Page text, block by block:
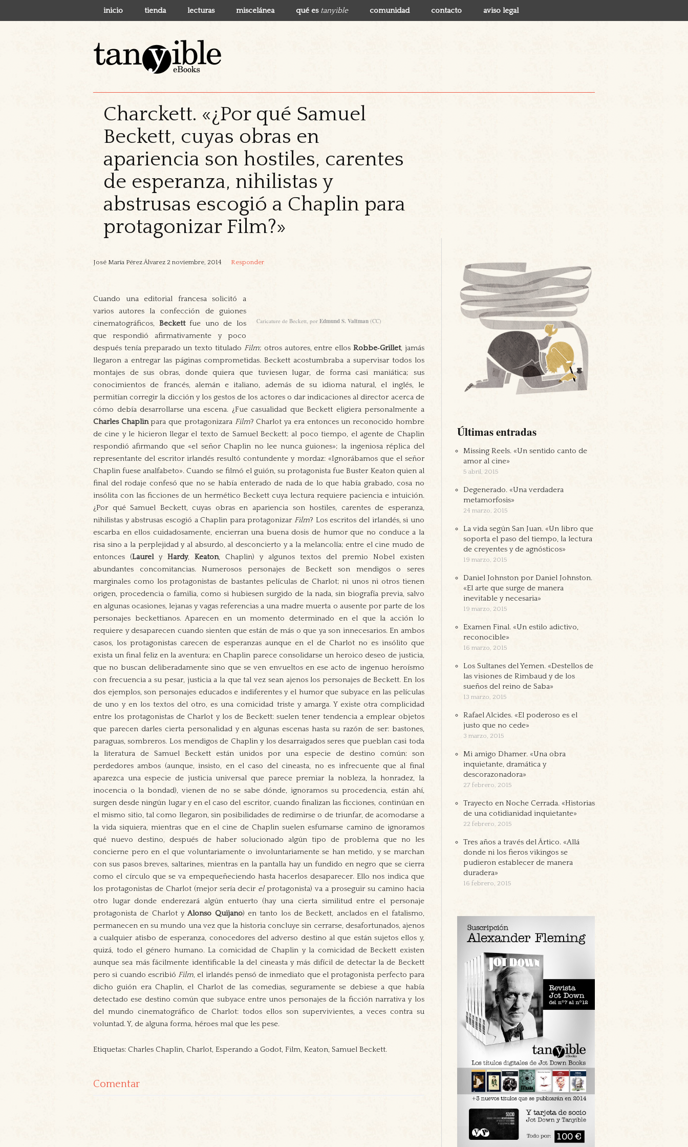
inicio tienda lecturas miscelánea qué es tanyible comunidad contacto aviso legal
Charckett. «¿Por qué Samuel
Beckett, cuyas obras en
apariencia son hostiles, carentes
de esperanza, nihilistas y
abstrusas escogió a Chaplin para
protagonizar Film?»
José María Pérez Álvarez 2 noviembre, 2014 Responder
Caricature de Beckett, por Edmund S. Valtman(CC)
Cuando una editorial francesa solicitó a
varios autores la confección de guiones
cinematográficos, Beckettfue uno de los
que respondió afirmativamente y poco
después tenía preparado un texto titulado Film; otros autores, entre ellos Robbe‑Grillet, jamás
llegaron a entregar las páginas comprometidas. Beckett acostumbraba a supervisar todos los
montajes de sus obras, donde quiera que tuviesen lugar, de forma casi maniática; sus
conocimientos de francés, alemán e italiano, además de su idioma natural, el inglés, le
permitían corregir la dicción y los gestos de los actores o dar indicaciones al director acerca de
cómo debía desarrollarse una escena. ¿Fue casualidad que Beckett eligiera personalmente a
Charles Chaplinpara que protagonizara Film? Charlot ya era entonces un reconocido hombre
de cine y le hicieron llegar el texto de Samuel Beckett; al poco tiempo, el agente de Chaplin
respondió afirmando que «el señor Chaplin no lee nunca guiones»; la ingeniosa réplica del
representante del escritor irlandés resultó contundente y mordaz: «Ignorábamos que el señor
Chaplin fuese analfabeto». Cuando se filmó el guión, su protagonista fue Buster Keaton quien al
final del rodaje confesó que no se había enterado de nada de lo que había grabado, cosa no
insólita con las ficciones de un hermético Beckett cuya lectura requiere paciencia e intuición.
¿Por qué Samuel Beckett, cuyas obras en apariencia son hostiles, carentes de esperanza,
nihilistas y abstrusas escogió a Chaplin para protagonizar Film? Los escritos del irlandés, si uno
escarba en ellos cuidadosamente, encierran una buena dosis de humor que no conduce a la
risa sino a la perplejidad y al absurdo, al desconcierto y a la melancolía; entre el cine mudo de
entonces (Laurely Hardy, Keaton, Chaplin) y algunos textos del premio Nobel existen
abundantes concomitancias. Numerosos personajes de Beckett son mendigos o seres
marginales como los protagonistas de bastantes películas de Charlot; ni unos ni otros tienen
origen, procedencia o familia, como si hubiesen surgido de la nada, sin biografía previa, salvo
en algunas ocasiones, lejanas y vagas referencias a una madre muerta o ausente por parte de los
personajes beckettianos. Aparecen en un momento determinado en el que la acción lo
requiere y desaparecen cuando sienten que están de más o que ya son innecesarios. En ambos
casos, los protagonistas carecen de esperanzas aunque en el de Charlot no es insólito que
exista un final feliz en la aventura; en Chaplin parece consolidarse un heroico deseo de justicia,
que no buscan deliberadamente sino que se ven envueltos en ese acto de ingenuo heroísmo
con frecuencia a su pesar, justicia a la que tal vez sean ajenos los personajes de Beckett. En los
dos ejemplos, son personajes educados e indiferentes y el humor que subyace en las películas
de uno y en los textos del otro, es una comicidad triste y amarga. Y existe otra complicidad
entre los protagonistas de Charlot y los de Beckett: suelen tener tendencia a emplear objetos
que parecen darles cierta personalidad y en algunas escenas hasta su razón de ser: bastones,
paraguas, sombreros. Los mendigos de Chaplin y los desarraigados seres que pueblan casi toda
la literatura de Samuel Beckett están unidos por una especie de destino común: son
perdedores ambos (aunque, insisto, en el caso del cineasta, no es infrecuente que al final
aparezca una especie de justicia universal que parece premiar la nobleza, la honradez, la
inocencia o la bondad), vienen de no se sabe dónde, ignoramos su procedencia, están ahí,
surgen desde ningún lugar y en el caso del escritor, cuando finalizan las ficciones, continúan en
el mismo sitio, tal como llegaron, sin posibilidades de redimirse o de triunfar, de acomodarse a
la vida siquiera, mientras que en el cine de Chaplin suelen esfumarse camino de ignoramos
qué nuevo destino, después de haber solucionado algún tipo de problema que no les
concierne pero en el que voluntariamente o involuntariamente se han metido, y se marchan
con sus pasos breves, saltarines, mientras en la pantalla hay un fundido en negro que se cierra
como el círculo que se va empequeñeciendo hasta hacerlos desaparecer. Ello nos indica que
los protagonistas de Charlot (mejor sería decir elprotagonista) va a proseguir su camino hacia
otro lugar donde enderezará algún entuerto (hay una cierta similitud entre el personaje
protagonista de Charlot yAlonso Quijano) en tanto los de Beckett, anclados en el fatalismo,
permanecen en su mundo una vez que la historia concluye sin cerrarse, desafortunados, ajenos
a cualquier atisbo de esperanza, conocedores del adverso destino al que están sujetos ellos y,
quizá, todo el género humano. La comicidad de Chaplin y la comicidad de Beckett existen
aunque sea más fácilmente identificable la del cineasta y más difícil de detectar la de Beckett
pero si cuando escribió Film, el irlandés pensó de inmediato que el protagonista perfecto para
dicho guión era Chaplin, el Charlot de las comedias, seguramente se debiese a que había
detectado ese destino común que subyace entre unos personajes de la ficción narrativa y los
del mundo cinematográfico de Charlot: todos ellos son supervivientes, a veces contra su
voluntad. Y, de alguna forma, héroes mal que les pese.
Etiquetas: Charles Chaplin, Charlot, Esperando a Godot, Film, Keaton, Samuel Beckett.
Comentar
Últimas entradas
Missing Reels. «Un sentido canto de
amor al cine»
5 abril, 2015
Degenerado. «Una verdadera
metamorfosis»
24 marzo, 2015
La vida según San Juan. «Un libro que
soporta el paso del tiempo, la lectura
de creyentes y de agnósticos»
19 marzo, 2015
Daniel Johnston por Daniel Johnston.
«El arte que surge de manera
inevitable y necesaria»
19 marzo, 2015
Examen Final. «Un estilo adictivo,
reconocible»
16 marzo, 2015
Los Sultanes del Yemen. «Destellos de
las visiones de Rimbaud y de los
sueños del reino de Saba»
13 marzo, 2015
Rafael Alcides. «El poderoso es el
justo que no cede»
3 marzo, 2015
Mi amigo Dhamer. «Una obra
inquietante, dramática y
descorazonadora»
27 febrero, 2015
Trayecto en Noche Cerrada. «Historias
de una cotidianidad inquietante»
22 febrero, 2015
Tres años a través del Ártico. «Allá
donde ni los fieros vikingos se
pudieron establecer de manera
duradera»
16 febrero, 2015